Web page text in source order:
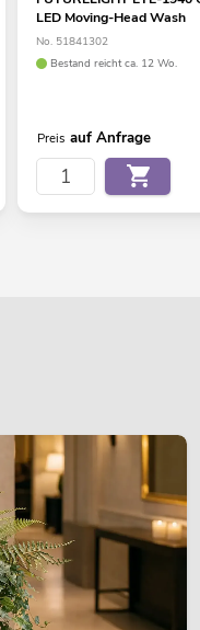
LED Moving-Head Wash
No. 51841302
Bestand reicht ca. 12 Wo.
Preis auf Anfrage